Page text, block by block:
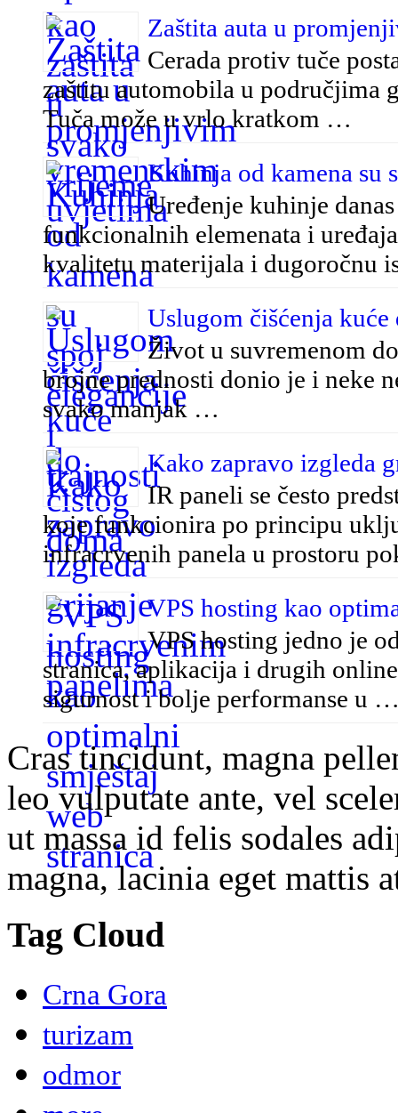
Zaštita auta u
Cerada protiv tuče
zaštitu automobila u područjima
Tuča može u vrlo kratkom …
Kuhinja od kamena su
Uređenje kuhinje
funkcionalnih elemenata i
kvalitetu materijala i dugoročnu
Uslugom čišćenja kuće
Život u suvremenom
brojne prednosti donio je i neke
svako manjak …
Kako zapravo izgleda
IR paneli se često
koje funkcionira po principu
infracrvenih panela u prostoru
VPS hosting kao
VPS hosting jedno je
stranica, aplikacija i drugih
sigurnost i bolje performanse u
Cras tincidunt, magna
leo vulputate ante, vel
ut massa id felis sodales
magna, lacinia eget mattis
Tag Cloud
Crna Gora
turizam
odmor